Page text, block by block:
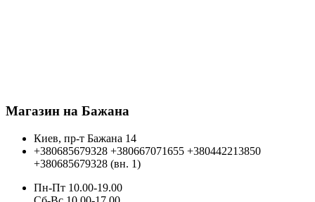
Магазин на Бажана
Киев, пр-т Бажана 14
+380685679328 +380667071655 +380442213850
+380685679328 (вн. 1)
Пн-Пт 10.00-19.00